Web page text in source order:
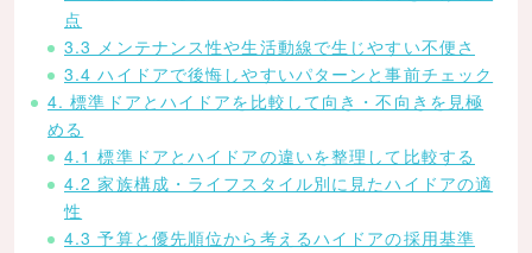
点
3.3 メンテナンス性や生活動線で生じやすい不便さ
3.4 ハイドアで後悔しやすいパターンと事前チェック
4. 標準ドアとハイドアを比較して向き・不向きを見極
める
4.1 標準ドアとハイドアの違いを整理して比較する
4.2 家族構成・ライフスタイル別に見たハイドアの適
性
4.3 予算と優先順位から考えるハイドアの採用基準